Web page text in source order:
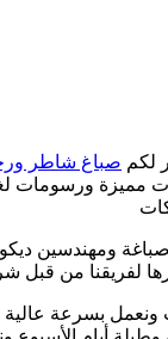
لكم صباغ شاطر
مميزة ورسومات
ومهندسين
لفريقنا من قبل
بسرعة عالية